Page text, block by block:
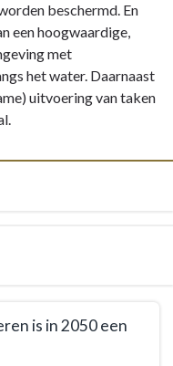
beschermd. En
een hoogwaardige,
met
het water. Daarnaast
uitvoering van taken
is in 2050 een